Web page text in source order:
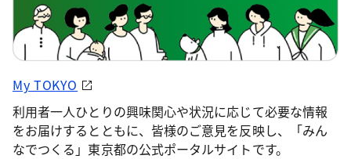
My TOKYO
利用者一人ひとりの興味関心や状況に応じて必要な情報
をお届けするとともに、皆様のご意見を反映し、「みん
なでつくる」東京都の公式ポータルサイトです。